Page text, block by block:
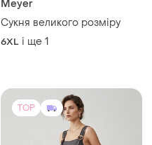
Meyer
Сукня великого розмiру
6XL і ще 1
TOP